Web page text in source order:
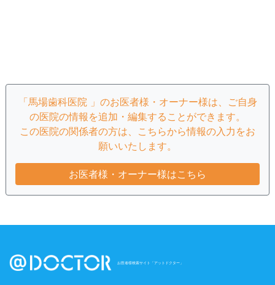
「馬場歯科医院 」のお医者様・オーナー様は、ご自身
の医院の情報を追加・編集することができます。
この医院の関係者の方は、こちらから情報の入力をお
願いいたします。
お医者様・オーナー様はこちら
お医者様検索サイト「アットドクター」